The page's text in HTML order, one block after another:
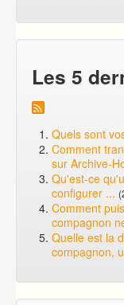
Les 5
Quels sont
Comment
sur Archive-
Qu'est-ce
configurer ...
Comment
compagnon
Quelle est la
compagnon,